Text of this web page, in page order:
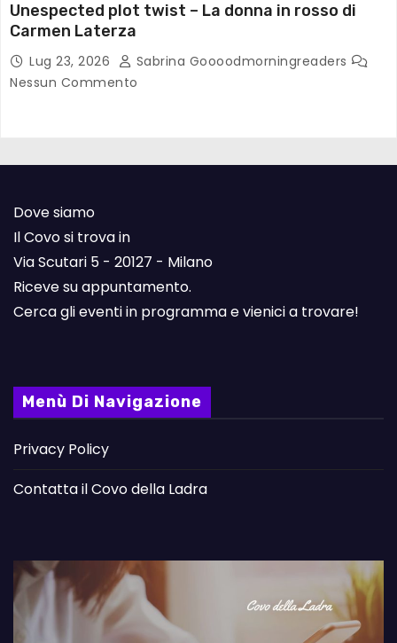
Unespected plot twist – La donna in rosso di
Carmen Laterza
Lug 23, 2026
Sabrina Goooodmorningreaders
Nessun Commento
Dove siamo
Il Covo si trova in
Via Scutari 5 - 20127 - Milano
Riceve su appuntamento.
Cerca gli eventi in programma e vienici a trovare!
Menù Di Navigazione
Privacy Policy
Contatta il Covo della Ladra